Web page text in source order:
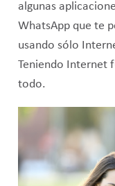
algunas
WhatsApp que te
usando sólo
Teniendo Internet
todo.